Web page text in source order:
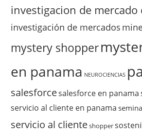
investigacion de mercado
investigación de mercados
mystery shopper
en panama NEUROCIENCIAS
salesforcesalesforce en panama
servicio al cliente en panama
servicio al clienteshopper